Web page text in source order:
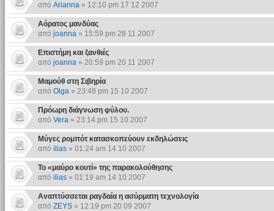
από Arianna» 12:10 pm 17 12 2007
Αόρατος μανδύας
από joanna» 15:59 pm 28 11 2007
Επιστήμη και ξανθιές
από joanna» 20:59 pm 20 11 2007
Μαμούθ στη Σιβηρία
από Olga» 23:48 pm 15 10 2007
Πρόωρη διάγνωση φύλου.
από Vera» 23:14 pm 15 10 2007
Μύγες ρομπότ κατασκοπεύουν εκδηλώσεις
από ilias» 01:24 am 14 10 2007
Το «μαύρο κουτί» της παρακολούθησης
από ilias» 01:19 am 14 10 2007
Αναπτύσσεται ραγδαία η ασύρματη τεχνολογία
από ZEYS» 12:19 pm 20 09 2007